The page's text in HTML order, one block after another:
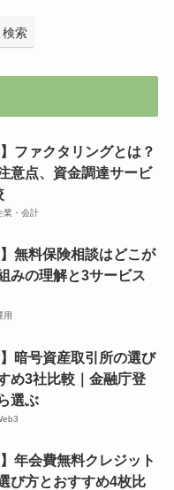
検索
】ファクタリングとは？
意点、資金調達サービ
業・会計
】無料保険相談はどこが
みの理解と3サービス
用
】暗号資産取引所の選び
め3社比較｜金融庁登
選ぶ
】年会費無料クレジット
び方とおすすめ4枚比